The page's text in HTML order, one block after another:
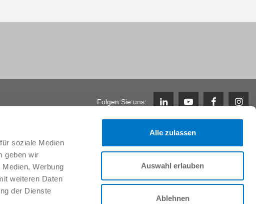
soziale Medien
geben wir
Werbung
weiteren Daten
der Dienste
Alle zulassen
Auswahl erlauben
Ablehnen
Folgen Sie uns:
Arbeiten im Team & Benefits
Stellenangebote